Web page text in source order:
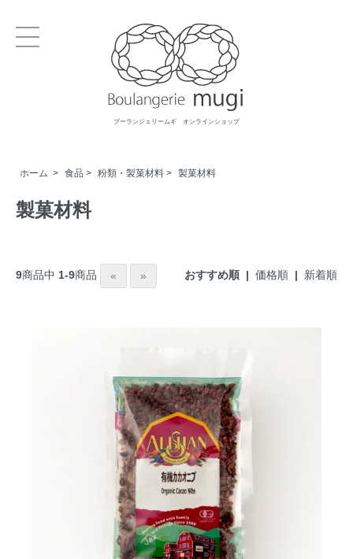
ブーランジェリームギ オンラインショップ
ホーム > 食品 > 粉類・製菓材料 > 製菓材料
製菓材料
9商品中 1-9商品 « » おすすめ順 | 価格順 | 新着順